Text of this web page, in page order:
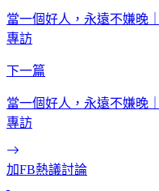
當一個好人，永遠不嫌晚
專訪
下一篇
當一個好人，永遠不嫌晚
專訪
加FB熱議討論